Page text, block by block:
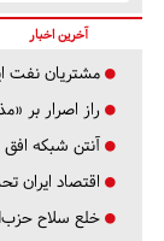
آخرین اخبار
مشتریان نفت ایران در ۷ سال
راز اصرار بر
آنتن شبکه
اقتصاد ایران
خلع سلاح